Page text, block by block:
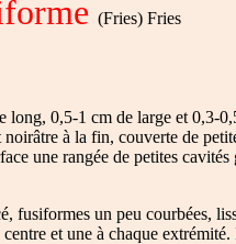
(Fries) Fries
0,5-1 cm de large et 0,3-
à la fin, couverte de
une rangée de petites
fusiformes un peu courbées,
et une à chaque